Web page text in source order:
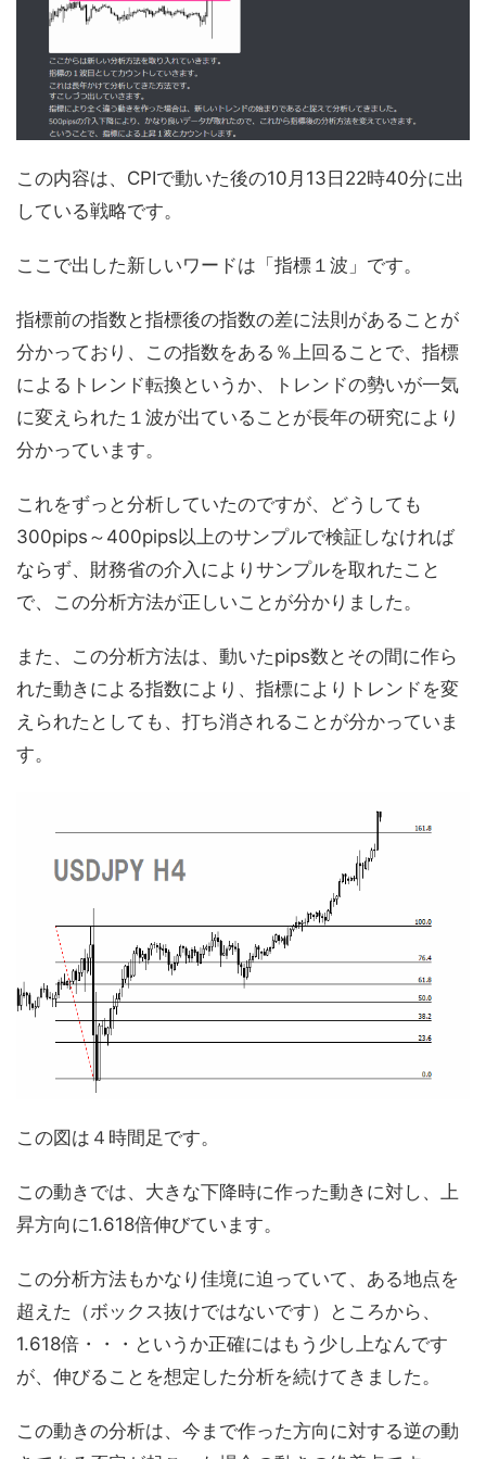
この内容は、CPIで動いた後の10月13日22時40分に出
している戦略です。
ここで出した新しいワードは「指標１波」です。
指標前の指数と指標後の指数の差に法則があることが
分かっており、この指数をある％上回ることで、指標
によるトレンド転換というか、トレンドの勢いが一気
に変えられた１波が出ていることが長年の研究により
分かっています。
これをずっと分析していたのですが、どうしても
300pips～400pips以上のサンプルで検証しなければ
ならず、財務省の介入によりサンプルを取れたこと
で、この分析方法が正しいことが分かりました。
また、この分析方法は、動いたpips数とその間に作ら
れた動きによる指数により、指標によりトレンドを変
えられたとしても、打ち消されることが分かっていま
す。
この図は４時間足です。
この動きでは、大きな下降時に作った動きに対し、上
昇方向に1.618倍伸びています。
この分析方法もかなり佳境に迫っていて、ある地点を
超えた（ボックス抜けではないです）ところから、
1.618倍・・・というか正確にはもう少し上なんです
が、伸びることを想定した分析を続けてきました。
この動きの分析は、今まで作った方向に対する逆の動